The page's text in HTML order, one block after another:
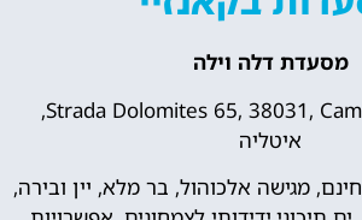
מסעדת דלה וילה
Strada Dolomites 65, 38031, Campitello di Fassa,
איטליה
מגישה אלכוהול, בר מלא, יין ובירה,